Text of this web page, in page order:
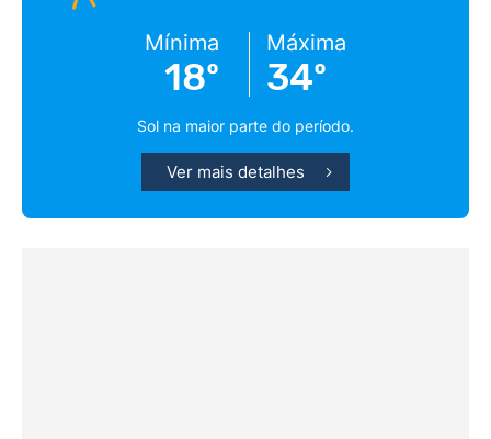
Mínima
18º
Máxima
34º
Sol na maior parte do período.
Ver mais detalhes